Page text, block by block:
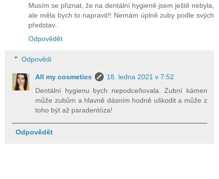
Musím se přiznat, že na dentální hygieně jsem ještě nebyla,
ale měla bych to napravit!! Nemám úplně zuby podle svých
představ..
Odpovědět
Odpovědi
All my cosmetics
18. ledna 2021 v 7:52
Dentální hygienu bych nepodceňovala. Zubní kámen
může zubům a hlavně dásním hodně uškodit a může z
toho být až paradentóza!
Odpovědět